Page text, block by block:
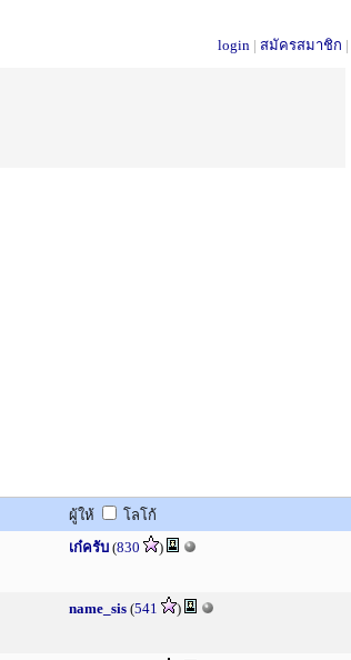
login | สมัครสมาชิก |
ผู้ให้ โลโก้
เก๋ครับ (830 )
name_sis (541 )